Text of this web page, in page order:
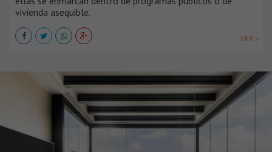
vivienda asequible.
VER +